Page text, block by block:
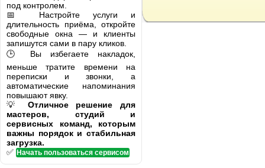
под контролем.
📅 Настройте услуги и
длительность приёма, откройте
свободные окна — и клиенты
запишутся сами в пару кликов.
🕒 Вы избегаете накладок,
меньше тратите времени на
переписки и звонки, а
автоматические напоминания
повышают явку.
💡 Отличное решение для
мастеров, студий и
сервисных команд, которым
важны порядок и стабильная
загрузка.
✅ Начать пользоваться сервисом